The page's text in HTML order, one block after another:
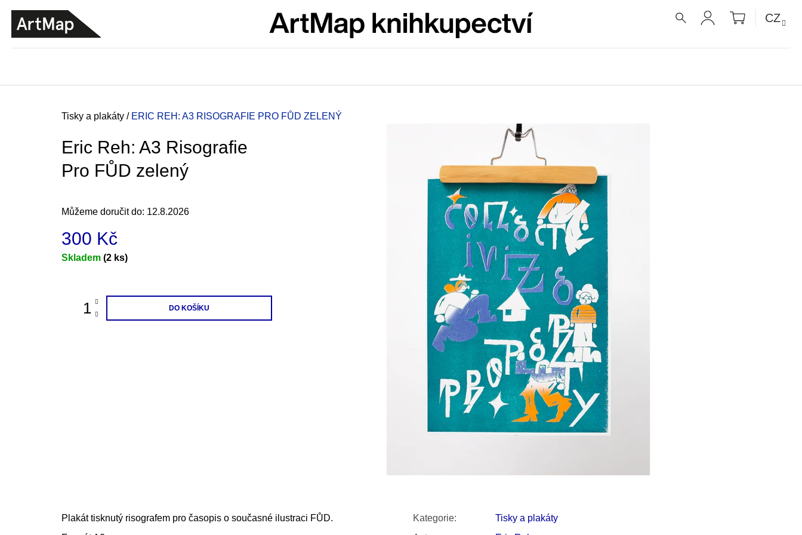
PŘIHLÁŠENÍ
NÁKUPNÍ
KOŠÍK
CZ
Domů
Tisky a plakáty / ERIC REH: A3 RISOGRAFIE PRO FŮD ZELENÝ
Eric Reh: A3 Risografie
Pro FŮD zelený
Můžeme doručit do: 12.8.2026
300 Kč
Měrná
Skladem (2 ks)
DO KOŠÍKU
Plakát tisknutý risografem pro časopis o současné ilustraci FŮD.
Kategorie:
Tisky a plakáty
ZPĚT
DO
OBCHODU
ZPĚT
DO
OBCHODU
VÝVAR
NEJEN ROMSKÉ RECEPTY PRO
SNESITELNĚJŠÍ KLIMA
300 Kč
Původně: 350 Kč